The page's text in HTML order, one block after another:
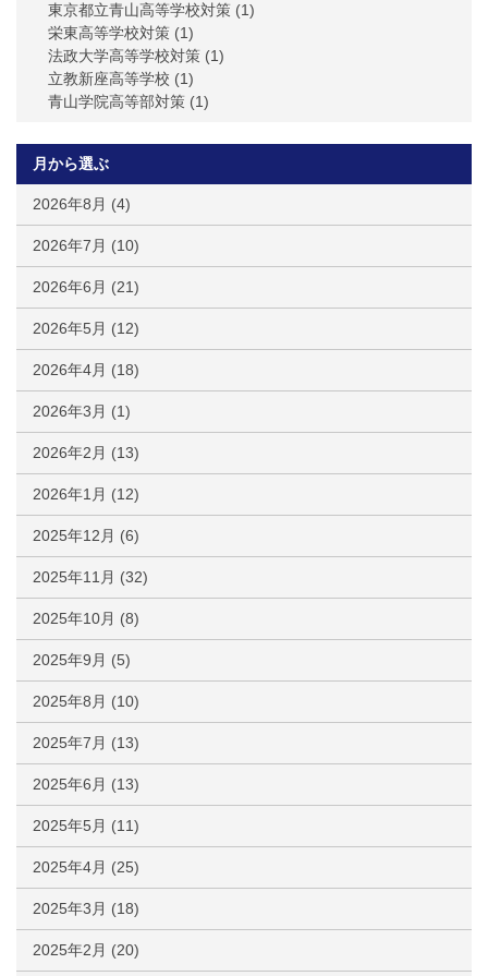
東京都立青山高等学校対策 (1)
栄東高等学校対策 (1)
法政大学高等学校対策 (1)
立教新座高等学校 (1)
青山学院高等部対策 (1)
月から選ぶ
2026年8月 (4)
2026年7月 (10)
2026年6月 (21)
2026年5月 (12)
2026年4月 (18)
2026年3月 (1)
2026年2月 (13)
2026年1月 (12)
2025年12月 (6)
2025年11月 (32)
2025年10月 (8)
2025年9月 (5)
2025年8月 (10)
2025年7月 (13)
2025年6月 (13)
2025年5月 (11)
2025年4月 (25)
2025年3月 (18)
2025年2月 (20)